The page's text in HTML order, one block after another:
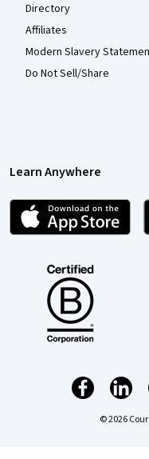
Directory
Affiliates
Modern Slavery
Do Not Sell/Share
Learn Anywhere
© 2026